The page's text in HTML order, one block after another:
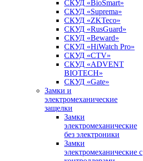
СКУД «BioSmart»
СКУД «Suprema»
СКУД «ZKTeco»
СКУД «RusGuard»
СКУД «Beward»
СКУД «HiWatch Pro»
СКУД «CTV»
СКУД «ADVENT
BIOTECH»
СКУД «Gate»
Замки и
электромеханические
защелки
Замки
электромеханические
без электроники
Замки
электромеханические с